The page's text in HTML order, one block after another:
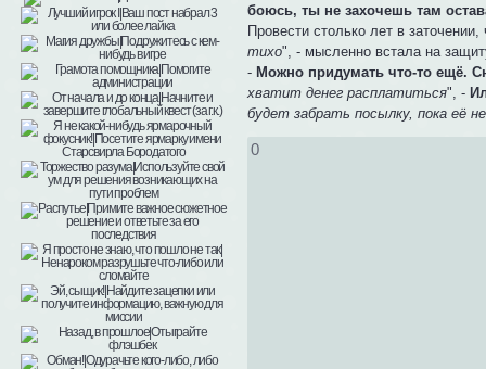
боюсь, ты не захочешь там
Провести столько лет в
тихо", - мысленно встала на
-Можно придумать что-то ещё.
хватит денег расплатиться", -
будет забрать посылку, пока её
0